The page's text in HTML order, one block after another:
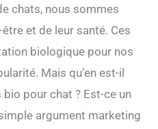
chats, nous sommes
et de leur santé. Ces
biologique pour nos
Mais qu’en est-il
pour chat ? Est-ce un
argument marketing